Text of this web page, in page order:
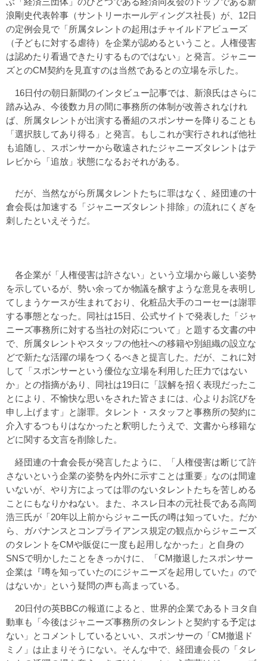
浪剛史代表幹事（サントリーホールディングス社長）が、12日
の定例会見で「所属タレントの起用はチャイルドアビューズ
（子どもに対する虐待）を企業が認めるということ。人権侵害
は認めたり看過できたりするものではない」と発言。ジャニー
ズとのCM契約を見直すのは当然であるとの立場を示した。
16日付の朝日新聞のインタビュー記事では、新浪氏はさらに
踏み込み、今後数カ月の間に事務所の体制が改善されなけれ
ば、所属タレントが出演する番組のスポンサーを降りることも
「選択肢してあり得る」と発言。もしこれが実行されれば他社
も追随し、スポンサーから敬遠されたジャニーズタレントはテ
レビから「追放」状態になるおそれがある。
だが、当然ながら所属タレントたちに罪はなく、経団連の十
倉会長は加速する「ジャニーズタレント排除」の流れにくぎを
刺したといえそうだ。
各企業が「人権侵害は許さない」という立場から厳しい姿勢
を示しているが、勢い余ってか物議を醸すような意見を表明し
てしまうケースが生まれており、化粧品大手のコーセーは謝罪
する事態となった。同社は15日、公式サイトで発表した「ジャ
ニーズ事務所に対する当社の対応について」と題する文書の中
で、所属タレントやスタッフの他社への移籍や別組織の設立な
どで新たな活躍の場をつくるべきと提言した。だが、これに対
して「スポンサーという優位な立場を利用した圧力ではない
か」との指摘があり、同社は19日に「誤解を招く表現だったこ
とにより、不愉快な思いをされた皆さまには、心よりお詫びを
申し上げます」と謝罪。タレント・スタッフと事務所の契約に
介入するつもりはなかったと釈明したうえで、文書から移籍な
どに関する文言を削除した。
経団連の十倉会長が発言したように、「人権侵害は断じて許
さないという企業の姿勢を内外に示すことは重要」なのは間違
いないが、やり方によっては罪のないタレントたちを苦しめる
ことにもなりかねない。また、ネスレ日本の元社長である高岡
浩三氏が「20年以上前からジャニー氏の噂は知っていた。だか
ら、ガバナンスとコンプライアンス規定の観点からジャニーズ
のタレントをCMや販促に一度も起用しなかった」と自身の
SNSで明かしたことをきっかけに、「CM撤退したスポンサー
企業は『噂を知っていたのにジャニーズを起用していた』ので
はないか」という疑問の声も高まっている。
20日付の英BBCの報道によると、世界的企業であるトヨタ自
動車も「今後はジャニーズ事務所のタレントと契約する予定は
ない」とコメントしているといい、スポンサーの「CM撤退ド
ミノ」は止まりそうにない。そんな中で、経団連会長の「タレ